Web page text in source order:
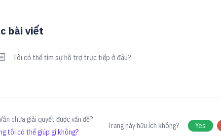
bài viết
Tôi có thể tìm sự hỗ trợ trực tiếp ở đâu?
chưa giải quyết được vấn đề?
tôi có thể giúp gì không?
Trang này hữu ích không? Yes